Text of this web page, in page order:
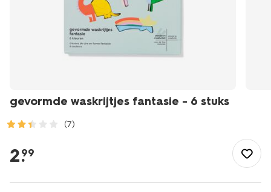
gevormde waskrijtjes fantasie - 6 stuks
(7)
hobby/knutselen/krijt/gevormde-
waskrijtjes-
-
2.
99